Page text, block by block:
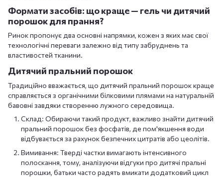
Формати засобів: що краще — гель чи дитячий
порошок для прання?
Ринок пропонує два основні напрямки, кожен з яких має свої
технологічні переваги залежно від типу забруднень та
властивостей тканини.
Дитячий пральний порошок
Традиційно вважається, що дитячий пральний порошок краще
справляється з органічними білковими плямами на натуральній
бавовні завдяки створенню лужного середовища.
Склад: Обираючи такий продукт, важливо знайти дитячий
пральний порошок без фосфатів, де пом'якшення води
відбувається за рахунок безпечних цитратів або цеолітів.
Вимивання: Тверді частки вимагають інтенсивного
полоскання, тому, аналізуючи відгуки про дитячі пральні
порошки, батьки часто радять вмикати додатковий цикл